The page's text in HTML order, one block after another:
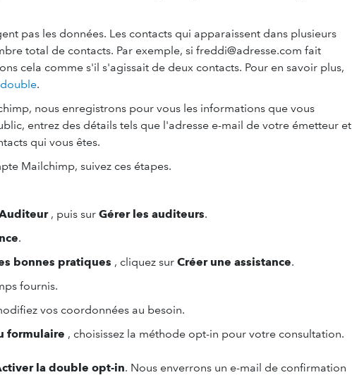
pas les données. Les contacts qui apparaissent dans plusieurs
total de contacts. Par exemple, si freddi@adresse.com fait
cela comme s'il s'agissait de deux contacts. Pour en savoir plus,
.
nous enregistrons pour vous les informations que vous
entrez des détails tels que l'adresse e-mail de votre émetteur et
qui vous êtes.
Mailchimp, suivez ces étapes.
, puis sur Gérer les auditeurs.
.
bonnes pratiques , cliquez sur Créer une assistance.
fournis.
vos coordonnées au besoin.
formulaire , choisissez la méthode opt-in pour votre consultation.
la double opt-in. Nous enverrons un e-mail de confirmation